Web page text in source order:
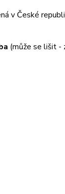
v České
(může se lišit -